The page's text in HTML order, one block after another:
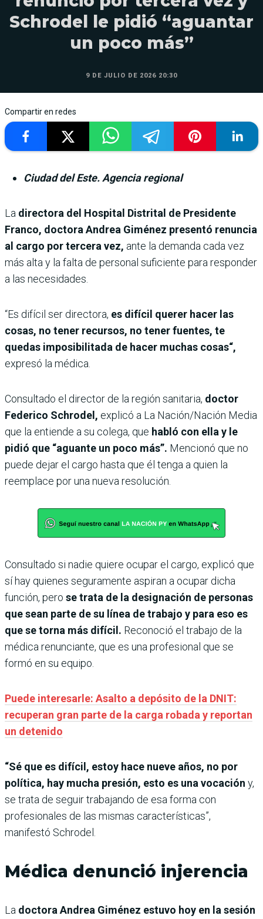
Schrodel le pidió “aguantar
un poco más”
9 DE JULIO DE 2026 20:30
Compartir en redes
Ciudad del Este. Agencia regional
La directora del Hospital Distrital de Presidente
Franco, doctora Andrea Giménez presentó renuncia
al cargo por tercera vez, ante la demanda cada vez
más alta y la falta de personal suficiente para responder
a las necesidades.
“Es difícil ser directora, es difícil querer hacer las
cosas, no tener recursos, no tener fuentes, te
quedas imposibilitada de hacer muchas cosas“,
expresó la médica.
Consultado el director de la región sanitaria, doctor
Federico Schrodel, explicó a La Nación/Nación Media
que la entiende a su colega, que habló con ella y le
pidió que “aguante un poco más”. Mencionó que no
puede dejar el cargo hasta que él tenga a quien la
reemplace por una nueva resolución.
Consultado si nadie quiere ocupar el cargo, explicó que
sí hay quienes seguramente aspiran a ocupar dicha
función, pero se trata de la designación de personas
que sean parte de su línea de trabajo y para eso es
que se torna más difícil. Reconoció el trabajo de la
médica renunciante, que es una profesional que se
formó en su equipo.
Puede interesarle: Asalto a depósito de la DNIT:
recuperan gran parte de la carga robada y reportan
un detenido
“Sé que es difícil, estoy hace nueve años, no por
política, hay mucha presión, esto es una vocación y,
se trata de seguir trabajando de esa forma con
profesionales de las mismas características”,
manifestó Schrodel.
Médica denunció injerencia
La doctora Andrea Giménez estuvo hoy en la sesión